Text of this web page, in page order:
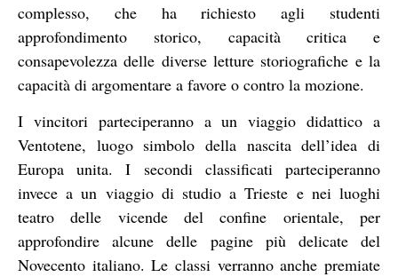
complesso, che ha richiesto agli studenti
approfondimento storico, capacità critica e
consapevolezza delle diverse letture storiografiche e la
capacità di argomentare a favore o contro la mozione.
I vincitori parteciperanno a un viaggio didattico a
Ventotene, luogo simbolo della nascita dell’idea di
Europa unita. I secondi classificati parteciperanno
invece a un viaggio di studio a Trieste e nei luoghi
teatro delle vicende del confine orientale, per
approfondire alcune delle pagine più delicate del
Novecento italiano. Le classi verranno anche premiate